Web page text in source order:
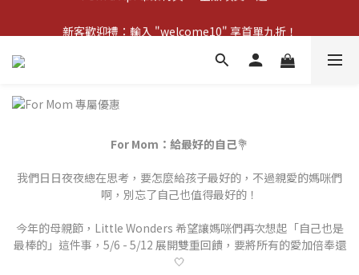
For Mom：給最好的自己💐​
我們日日夜夜總在思考，要怎麼給孩子最好的，不過親愛的媽咪們
啊，別忘了自己也值得最好的！
今年的母親節，Little Wonders 希望讓媽咪們再次想起「自己也是
最棒的」這件事，5/6 - 5/12 展開雙重回饋，要將所有的愛加倍奉還
🤍